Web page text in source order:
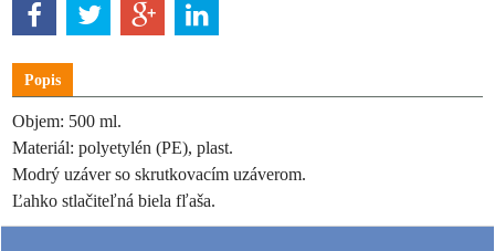
Popis
Objem: 500 ml.
Materiál: polyetylén (PE), plast.
Modrý uzáver so skrutkovacím uzáverom.
Ľahko stlačiteľná biela fľaša.